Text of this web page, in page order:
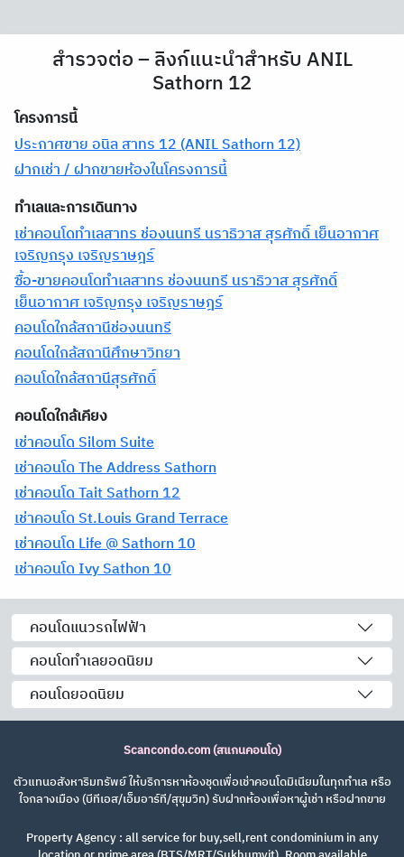
สำรวจต่อ – ลิงก์แนะนำสำหรับ ANIL
Sathorn 12
โครงการนี้
ประกาศขาย อนิล สาทร 12 (ANIL Sathorn 12)
ฝากเช่า / ฝากขายห้องในโครงการนี้
ทำเลและการเดินทาง
เช่าคอนโดทำเลสาทร ช่องนนทรี นราธิวาส สุรศักดิ์ เย็นอากาศ
เจริญกรุง เจริญราษฎร์
ซื้อ-ขายคอนโดทำเลสาทร ช่องนนทรี นราธิวาส สุรศักดิ์
เย็นอากาศ เจริญกรุง เจริญราษฎร์
คอนโดใกล้สถานีช่องนนทรี
คอนโดใกล้สถานีศึกษาวิทยา
คอนโดใกล้สถานีสุรศักดิ์
คอนโดใกล้เคียง
เช่าคอนโด Silom Suite
เช่าคอนโด The Address Sathorn
เช่าคอนโด Tait Sathorn 12
เช่าคอนโด St.Louis Grand Terrace
เช่าคอนโด Life @ Sathorn 10
เช่าคอนโด Ivy Sathon 10
คอนโดแนวรถไฟฟ้า
คอนโดทำเลยอดนิยม
คอนโดยอดนิยม
Scancondo.com (สแกนคอนโด)
ตัวแทนอสังหาริมทรัพย์ ให้บริการหาห้องชุดเพื่อเช่าคอนโดมิเนียมในทุกทำเล หรือ
ใจกลางเมือง (บีทีเอส/เอ็มอาร์ที/สุขุมวิท) รับฝากห้องเพื่อหาผู้เช่า หรือฝากขาย
Property Agency : all service for buy,sell,rent condominium in any